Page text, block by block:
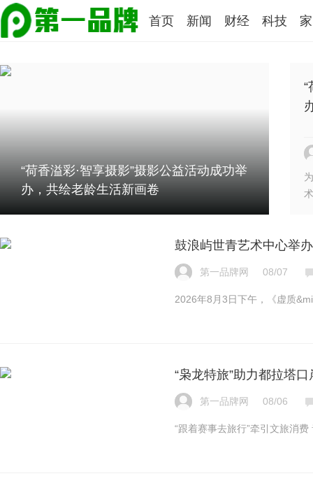
首页 新闻 财经 科技
“荷香溢彩·智享摄影”摄影公益活动成功举
办，共绘老龄生活新画卷
“
鼓浪屿世青艺术中心举
第一品牌网 08/07
2026年8月3日下午，《虚质
“枭龙特旅”助力都拉塔
第一品牌网 08/06
“跟着赛事去旅行”牵引文旅消